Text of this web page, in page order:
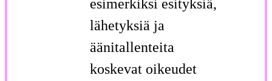
esimerkiksi esityksiä,
lähetyksiä ja
äänitallenteita
koskevat oikeudet